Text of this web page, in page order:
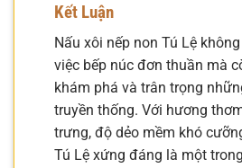
Kết Luận
Nấu xôi nếp non Tú Lệ
việc bếp núc đơn thuần mà
khám phá và trân trọng
truyền thống. Với hương
trưng, độ dẻo mềm khó
Tú Lệ xứng đáng là một